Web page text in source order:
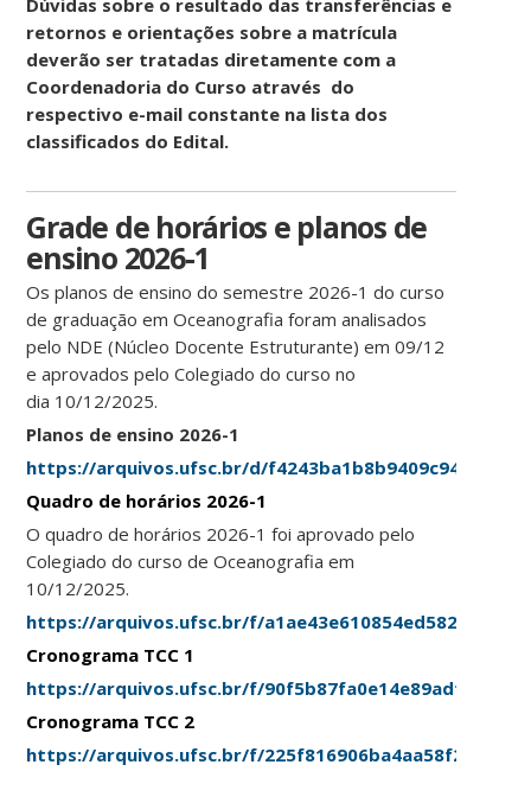
Dúvidas sobre o resultado das transferências e
retornos e orientações sobre a matrícula
deverão ser tratadas diretamente com a
Coordenadoria do Curso através do
respectivo e-mail constante na lista dos
classificados do Edital.
Grade de horários e planos de
ensino 2026-1
Os planos de ensino do semestre 2026-1 do curso
de graduação em Oceanografia foram analisados
pelo NDE (Núcleo Docente Estruturante) em 09/12
e aprovados pelo Colegiado do curso no
dia 10/12/2025.
Planos de ensino 2026-1
https://arquivos.ufsc.br/d/f4243ba1b8b9409c9497/
Quadro de horários 2026-1
O quadro de horários 2026-1 foi aprovado pelo
Colegiado do curso de Oceanografia em
10/12/2025.
https://arquivos.ufsc.br/f/a1ae43e610854ed582ff/
Cronograma TCC 1
https://arquivos.ufsc.br/f/90f5b87fa0e14e89adfc/
Cronograma TCC 2
https://arquivos.ufsc.br/f/225f816906ba4aa58f2c/